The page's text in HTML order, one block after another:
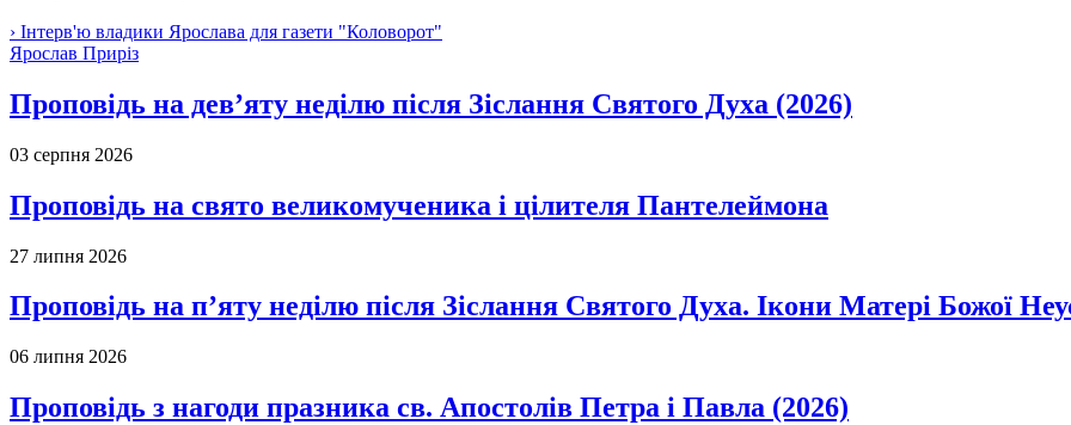
› Інтерв'ю владики Ярослава для газети "Коловорот"
Ярослав Приріз
Проповідь на дев’яту неділю після Зіслання Святого Духа (2026)
03 серпня 2026
Проповідь на свято великомученика і цілителя Пантелеймона
27 липня 2026
Проповідь на п’яту неділю після Зіслання Святого Духа. Ікони Матері Божої
06 липня 2026
Проповідь з нагоди празника св. Апостолів Петра і Павла (2026)